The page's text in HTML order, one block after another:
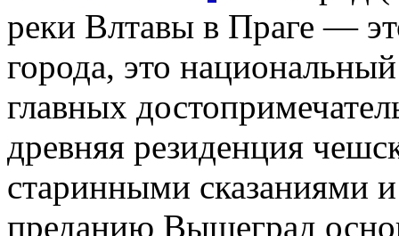
реки Влтавы в Праге —
города, это
главных
древняя резиденция
старинными сказаниями
преданию Вышеград